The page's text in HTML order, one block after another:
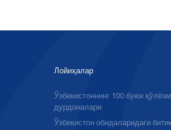
Лойиҳалар
Ўзбекистоннинг 100 буюк
дурдоналари
Ўзбекистон обидаларидаги